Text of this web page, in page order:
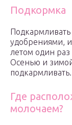
Подкормка
удобрениями, и
летом один раз
Осенью и
подкармливать.
Где
молочаем?